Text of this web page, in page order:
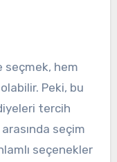
seçmek, hem
Peki, bu
tercih
arasında seçim
seçenekler